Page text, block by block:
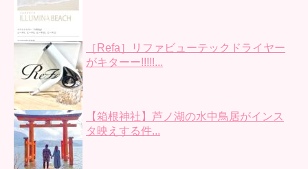
［Refa］リファビューテックドライヤー
がキターー!!!!!...
【箱根神社】芦ノ湖の水中鳥居がインス
タ映えする件...